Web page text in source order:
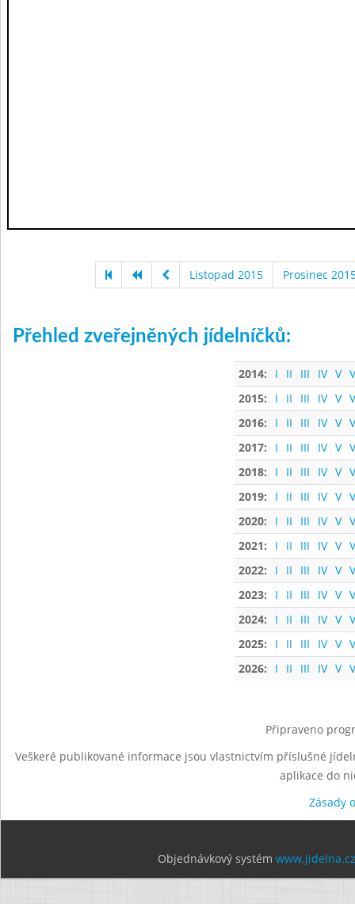
Listopad 2015 Prosinec
Přehled zveřejněných jídelníčků:
2014: I II III IV V
2015:
I II III IV V
2016:
I II III IV V
2017:
I II III IV V
2018:
I II III IV V
2019:
I II III IV V
2020:
I II III IV V
2021:
I II III IV V
2022:
I II III IV V
2023:
I II III IV V
2024:
I II III IV V
2025:
I II III IV V
2026:
I II III IV V
Připraveno
Veškeré publikované informace jsou vlastnictvím příslušné
aplikace do
Zásady
Objednávkový systém www.jidelna.cz